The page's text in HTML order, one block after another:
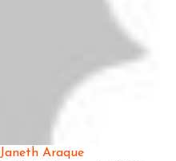
Janeth Araque